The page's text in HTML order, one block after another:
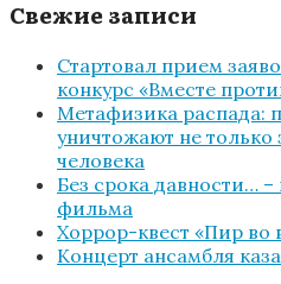
Свежие записи
Стартовал прием
конкурс «Вместе
Метафизика распада:
уничтожают не только
человека
Без срока давности…
фильма
Хоррор-квест «Пир во
Концерт ансамбля